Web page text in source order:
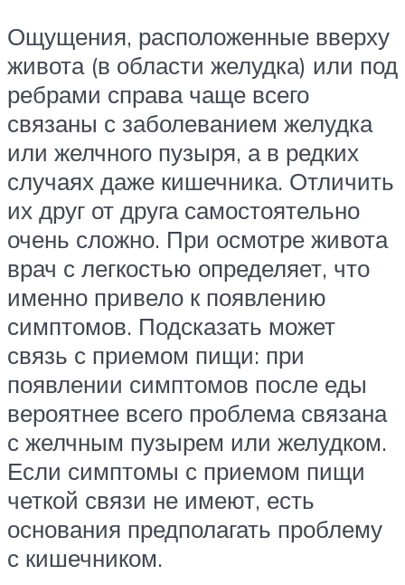
Ощущения, расположенные вверху
живота (в области желудка) или под
ребрами справа чаще всего
связаны с заболеванием желудка
или желчного пузыря, а в редких
случаях даже кишечника. Отличить
их друг от друга самостоятельно
очень сложно. При осмотре живота
врач с легкостью определяет, что
именно привело к появлению
симптомов. Подсказать может
связь с приемом пищи: при
появлении симптомов после еды
вероятнее всего проблема связана
с желчным пузырем или желудком.
Если симптомы с приемом пищи
четкой связи не имеют, есть
основания предполагать проблему
с кишечником.